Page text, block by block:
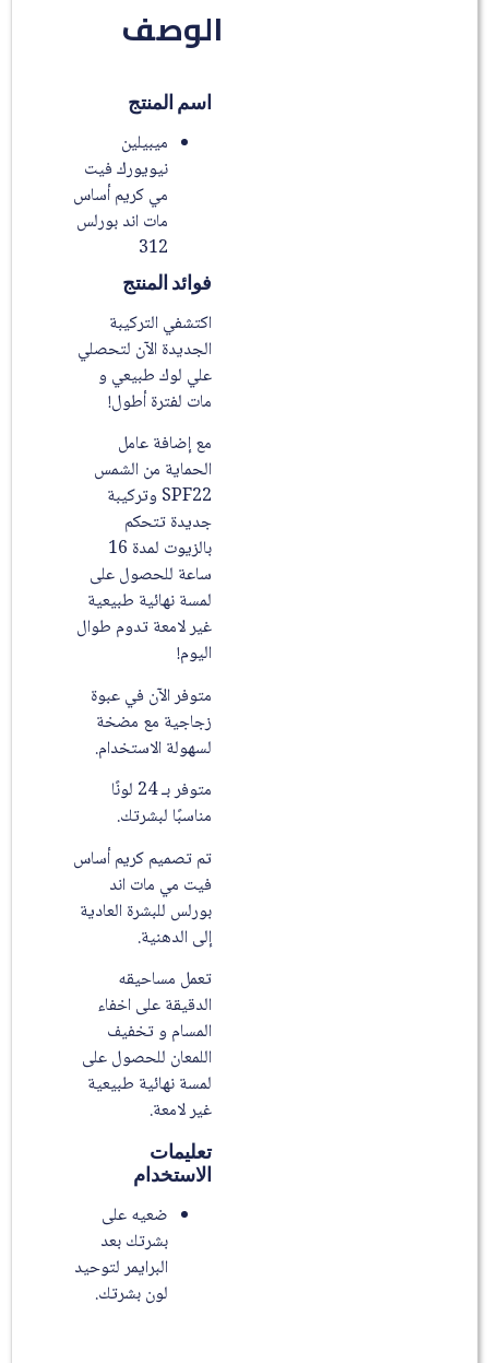
الوصف
اسم المنتج
ميبيلين
نيويورك فيت
مي كريم أساس
مات اند بورلس
312
فوائد المنتج
اكتشفي التركيبة
الجديدة الآن لتحصلي
علي لوك طبيعي و
مات لفترة أطول!
مع إضافة عامل
الحماية من الشمس
SPF22 وتركيبة
جديدة تتحكم
بالزيوت لمدة 16
ساعة للحصول على
لمسة نهائية طبيعية
غير لامعة تدوم طوال
اليوم!
متوفر الآن في عبوة
زجاجية مع مضخة
لسهولة الاستخدام.
متوفر بـ 24 لونًا
مناسبًا لبشرتك.
تم تصميم كريم أساس
فيت مي مات اند
بورلس للبشرة العادية
إلى الدهنية.
تعمل مساحيقه
الدقيقة على اخفاء
المسام و تخفيف
اللمعان للحصول على
لمسة نهائية طبيعية
غير لامعة.
تعليمات
الاستخدام
ضعيه على
بشرتك بعد
البرايمر لتوحيد
لون بشرتك.